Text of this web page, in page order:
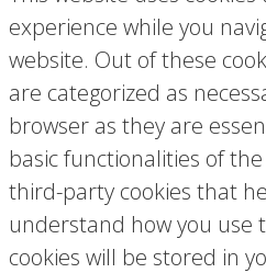
experience while you
website. Out of these
are categorized as
browser as they are
basic functionalities of
third-party cookies that
understand how you use
cookies will be stored in